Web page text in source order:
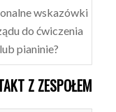
wskazówki
do ćwiczenia
pianinie?
Z ZESPOŁEM